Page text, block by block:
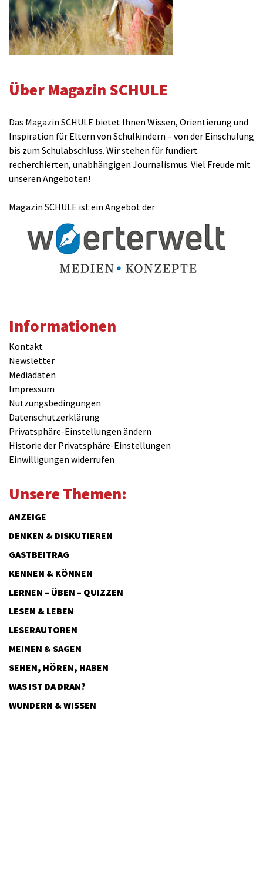
Über Magazin SCHULE
Das Magazin SCHULE bietet Ihnen Wissen, Orientierung und
Inspiration für Eltern von Schulkindern – von der Einschulung
bis zum Schulabschluss. Wir stehen für fundiert
recherchierten, unabhängigen Journalismus. Viel Freude mit
unseren Angeboten!
Magazin SCHULE ist ein Angebot der
Informationen
Kontakt
Newsletter
Mediadaten
Impressum
Nutzungsbedingungen
Datenschutzerklärung
Privatsphäre-Einstellungen ändern
Historie der Privatsphäre-Einstellungen
Einwilligungen widerrufen
Unsere Themen:
ANZEIGE
DENKEN & DISKUTIEREN
GASTBEITRAG
KENNEN & KÖNNEN
LERNEN – ÜBEN – QUIZZEN
LESEN & LEBEN
LESERAUTOREN
MEINEN & SAGEN
SEHEN, HÖREN, HABEN
WAS IST DA DRAN?
WUNDERN & WISSEN